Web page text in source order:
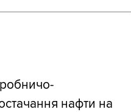
нафти на